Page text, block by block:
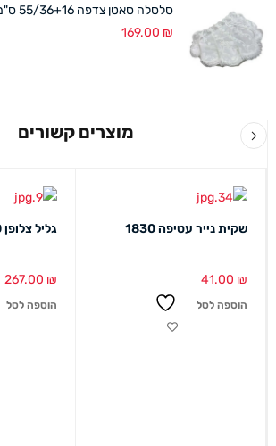
סלסלה סאטן צדפה 55/36+16 ס"מ לבן
169.00 ₪
מוצרים קשורים
שקית נייר עטיפה 1830
41.00 ₪
הוספה לסל
גליל צלופן 50 עובי 0.40
267.00 ₪
הוספה לסל